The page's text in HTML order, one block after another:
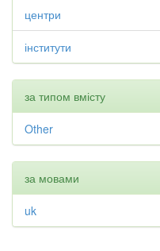
центри
інститути
за типом вмісту
Other
за мовами
uk